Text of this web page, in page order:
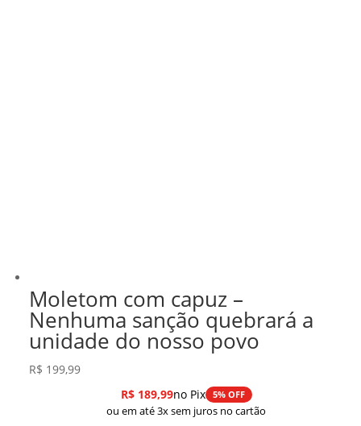
Moletom com capuz –
Nenhuma sanção quebrará a
unidade do nosso povo
R$ 199,99
R$189,99no Pix 5% OFF
ou em até 3x sem juros no cartão